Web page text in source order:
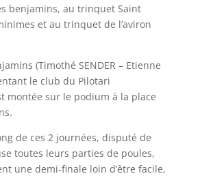
benjamins, au trinquet Saint
et au trinquet de l’aviron
(Timothé SENDER – Etienne
le club du Pilotari
montée sur le podium à la place
de ces 2 journées, disputé de
toutes leurs parties de poules,
une demi-finale loin d’être facile,